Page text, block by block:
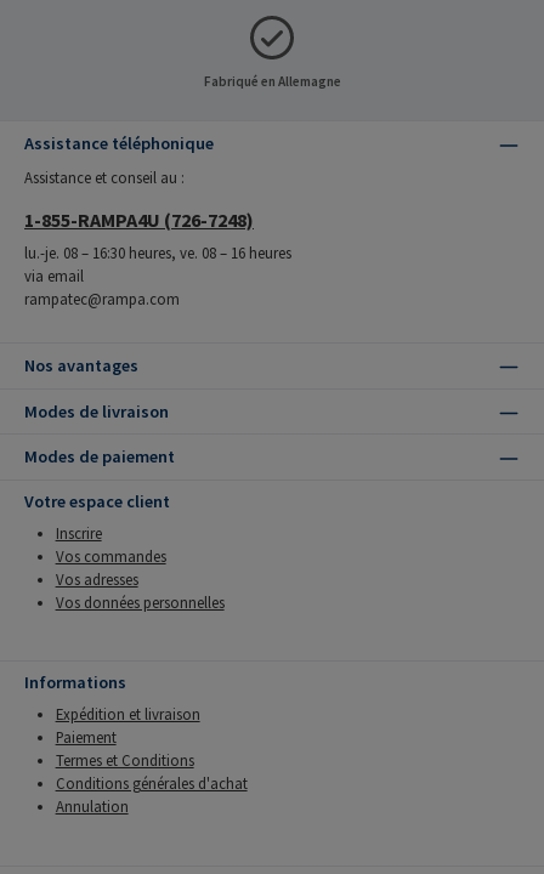
Fabriqué en Allemagne
Assistance téléphonique
Assistance et conseil au :
1-855-RAMPA4U (726-7248)
lu.-je. 08 – 16:30 heures, ve. 08 – 16 heures
via email
rampatec@rampa.com
Nos avantages
Modes de livraison
Modes de paiement
Votre espace client
Inscrire
Vos commandes
Vos adresses
Vos données personnelles
Informations
Expédition et livraison
Paiement
Termes et Conditions
Conditions générales d'achat
Annulation